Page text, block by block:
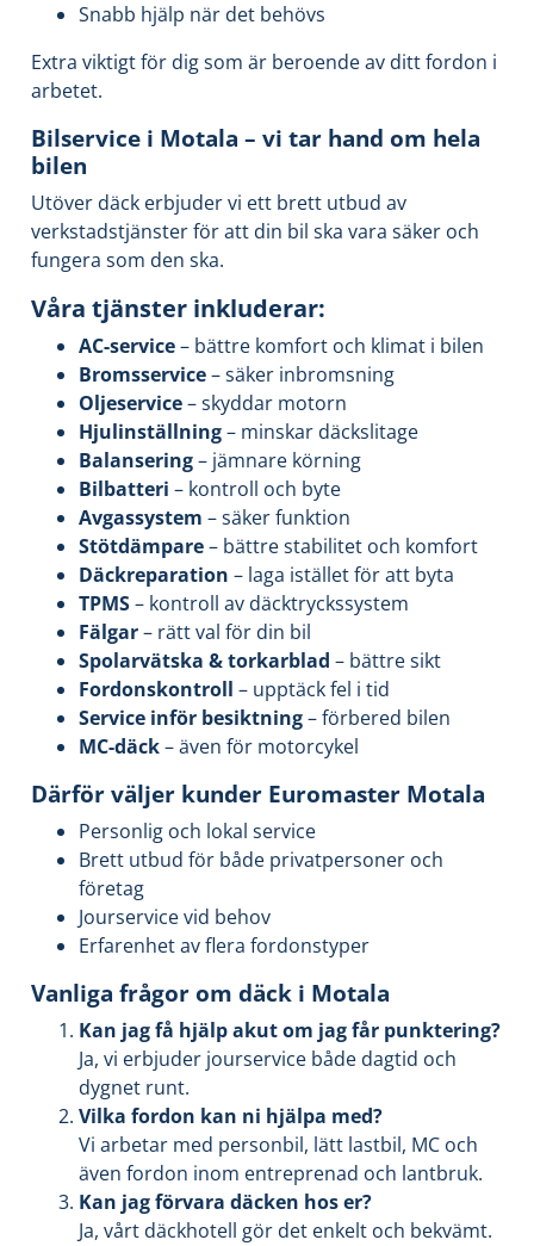
Snabb hjälp när det behövs
Extra viktigt för dig som är beroende av ditt fordon i
arbetet.
Bilservice i Motala – vi tar hand om hela
bilen
Utöver däck erbjuder vi ett brett utbud av
verkstadstjänster för att din bil ska vara säker och
fungera som den ska.
Våra tjänster inkluderar:
AC-service– bättre komfort och klimat i bilen
Bromsservice– säker inbromsning
Oljeservice– skyddar motorn
Hjulinställning– minskar däckslitage
Balansering– jämnare körning
Bilbatteri – kontroll och byte
Avgassystem – säker funktion
Stötdämpare– bättre stabilitet och komfort
Däckreparation – laga istället för att byta
TPMS– kontroll av däcktryckssystem
Fälgar– rätt val för din bil
Spolarvätska & torkarblad – bättre sikt
Fordonskontroll – upptäck fel i tid
Service inför besiktning– förbered bilen
MC-däck– även för motorcykel
Därför väljer kunder Euromaster Motala
Personlig och lokal service
Brett utbud för både privatpersoner och
företag
Jourservice vid behov
Erfarenhet av flera fordonstyper
Vanliga frågor om däck i Motala
Kan jag få hjälp akut om jag får punktering?
Ja, vi erbjuder jourservice både dagtid och
dygnet runt.
Vilka fordon kan ni hjälpa med?
Vi arbetar med personbil, lätt lastbil, MC och
även fordon inom entreprenad och lantbruk.
Kan jag förvara däcken hos er?
Ja, vårt däckhotell gör det enkelt och bekvämt.